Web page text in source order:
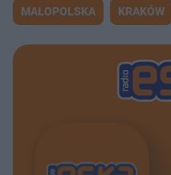
MAŁOPOLSKA KRAKÓW